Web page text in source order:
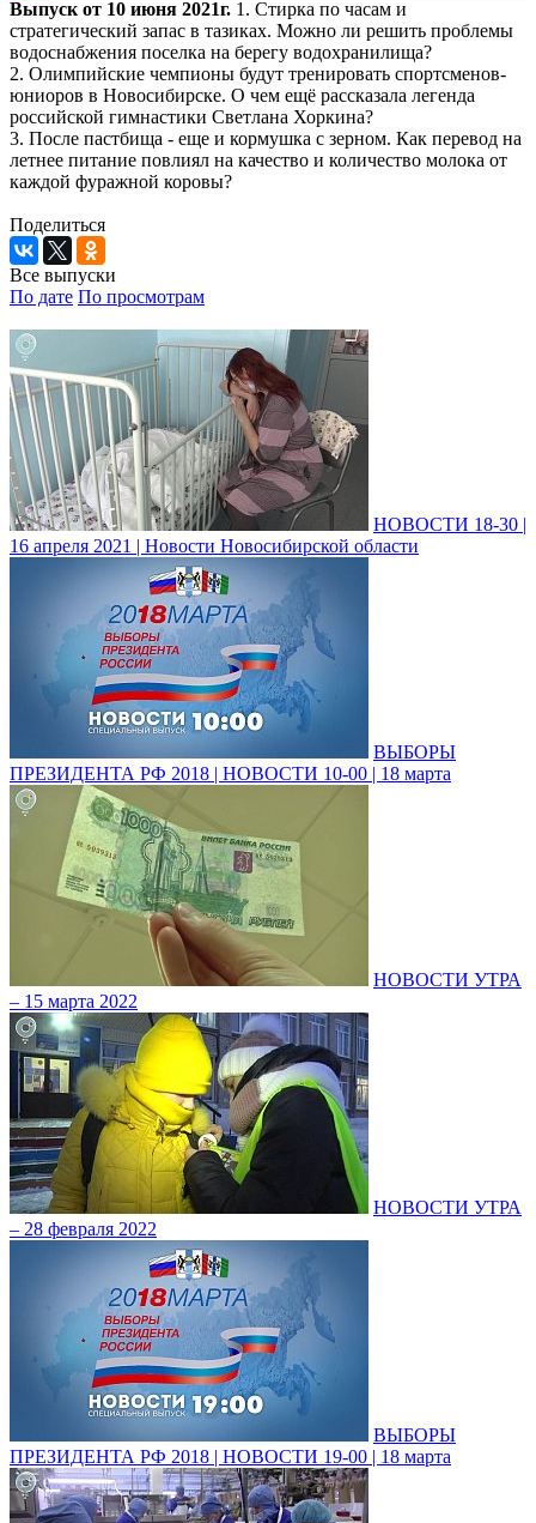
Выпуск от 10 июня 2021г. 1. Стирка по часам и
стратегический запас в тазиках. Можно ли решить проблемы
водоснабжения поселка на берегу водохранилища?
2. Олимпийские чемпионы будут тренировать спортсменов-
юниоров в Новосибирске. О чем ещё рассказала легенда
российской гимнастики Светлана Хоркина?
3. После пастбища - еще и кормушка с зерном. Как перевод на
летнее питание повлиял на качество и количество молока от
каждой фуражной коровы?
Поделиться
Все выпуски
По дате По просмотрам
НОВОСТИ 18-30 |
16 апреля 2021 | Новости Новосибирской области
ВЫБОРЫ
ПРЕЗИДЕНТА РФ 2018 | НОВОСТИ 10-00 | 18 марта
НОВОСТИ УТРА
– 15 марта 2022
НОВОСТИ УТРА
– 28 февраля 2022
ВЫБОРЫ
ПРЕЗИДЕНТА РФ 2018 | НОВОСТИ 19-00 | 18 марта